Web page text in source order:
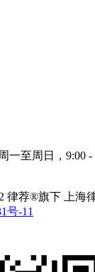
一至周日，9:00 -
律荐®旗下 上海
号-11